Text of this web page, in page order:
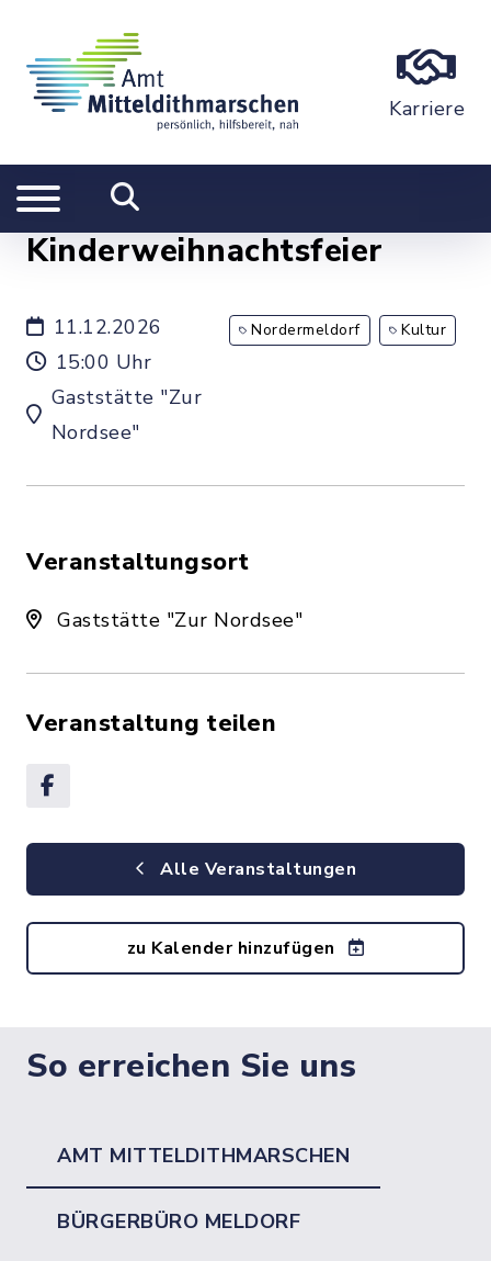
Karriere
Kinderweihnachtsfeier
11.12.2026
15:00 Uhr
Gaststätte "Zur
Nordsee"
Nordermeldorf Kultur
Veranstaltungsort
Gaststätte "Zur Nordsee"
Veranstaltung teilen
Alle Veranstaltungen
zu Kalender hinzufügen
So erreichen Sie uns
AMT MITTELDITHMARSCHEN
BÜRGERBÜRO MELDORF